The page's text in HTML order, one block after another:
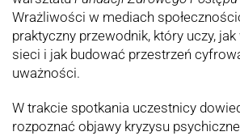
Wrażliwości w mediach
praktyczny przewodnik, który uczy,
sieci i jak budować przestrzeń
uważności.
W trakcie spotkania uczestnicy
rozpoznać objawy kryzysu